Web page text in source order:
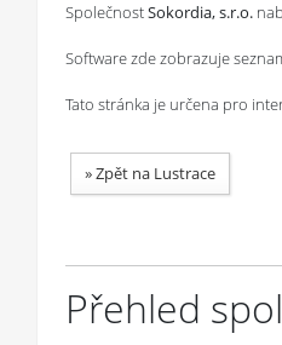
SpolečnostSokordia, s.r.o.
Software zde zobrazuje
Tato stránka je určena pro
»Zpět na Lustrace
Přehled